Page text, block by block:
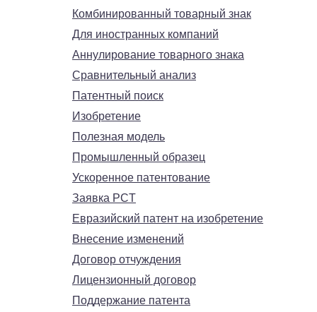
Комбинированный товарный знак
Для иностранных компаний
Аннулирование товарного знака
Сравнительный анализ
Патентный поиск
Изобретение
Полезная модель
Промышленный образец
Ускоренное патентование
Заявка PCT
Евразийский патент на изобретение
Внесение изменений
Договор отчуждения
Лицензионный договор
Поддержание патента